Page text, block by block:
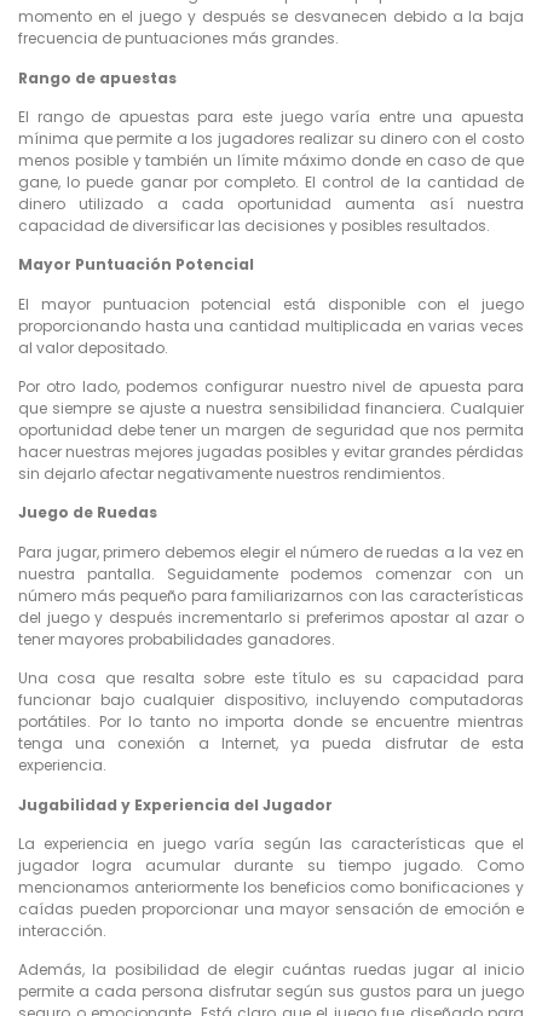
momento en el juego y después se desvanecen debido a la baja
frecuencia de puntuaciones más grandes.
Rango de apuestas
El rango de apuestas para este juego varía entre una apuesta
mínima que permite a los jugadores realizar su dinero con el costo
menos posible y también un límite máximo donde en caso de que
gane, lo puede ganar por completo. El control de la cantidad de
dinero utilizado a cada oportunidad aumenta así nuestra
capacidad de diversificar las decisiones y posibles resultados.
Mayor Puntuación Potencial
El mayor puntuacion potencial está disponible con el juego
proporcionando hasta una cantidad multiplicada en varias veces
al valor depositado.
Por otro lado, podemos configurar nuestro nivel de apuesta para
que siempre se ajuste a nuestra sensibilidad financiera. Cualquier
oportunidad debe tener un margen de seguridad que nos permita
hacer nuestras mejores jugadas posibles y evitar grandes pérdidas
sin dejarlo afectar negativamente nuestros rendimientos.
Juego de Ruedas
Para jugar, primero debemos elegir el número de ruedas a la vez en
nuestra pantalla. Seguidamente podemos comenzar con un
número más pequeño para familiarizarnos con las características
del juego y después incrementarlo si preferimos apostar al azar o
tener mayores probabilidades ganadores.
Una cosa que resalta sobre este título es su capacidad para
funcionar bajo cualquier dispositivo, incluyendo computadoras
portátiles. Por lo tanto no importa donde se encuentre mientras
tenga una conexión a Internet, ya pueda disfrutar de esta
experiencia.
Jugabilidad y Experiencia del Jugador
La experiencia en juego varía según las características que el
jugador logra acumular durante su tiempo jugado. Como
mencionamos anteriormente los beneficios como bonificaciones y
caídas pueden proporcionar una mayor sensación de emoción e
interacción.
Además, la posibilidad de elegir cuántas ruedas jugar al inicio
permite a cada persona disfrutar según sus gustos para un juego